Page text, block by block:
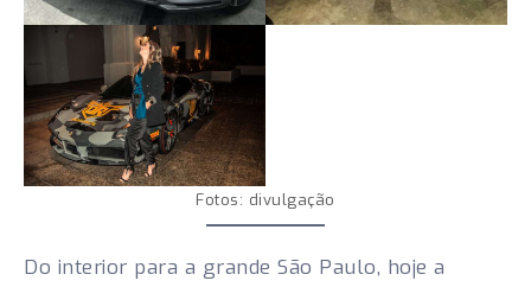
Fotos: divulgação
Do interior para a grande São Paulo, hoje a